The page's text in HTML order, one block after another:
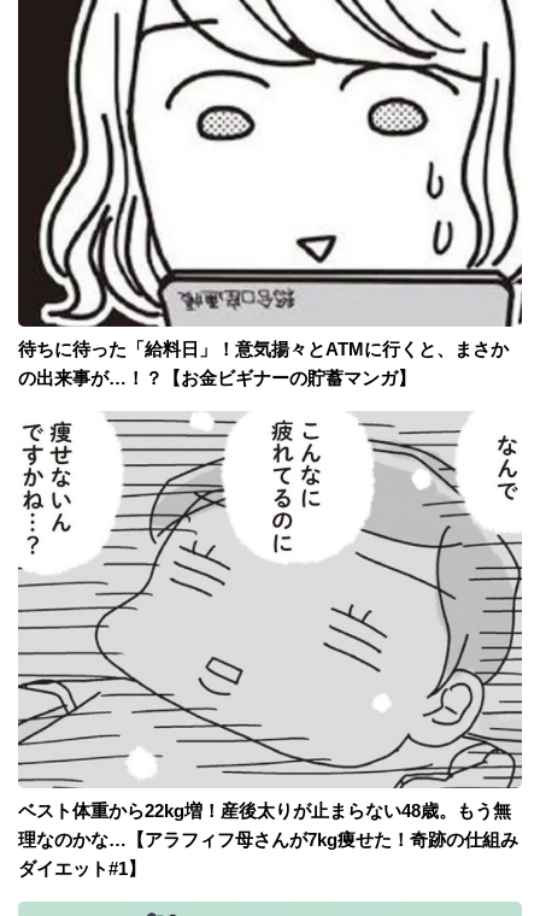
待ちに待った「給料日」！意気揚々とATMに行くと、まさか
の出来事が…！？【お金ビギナーの貯蓄マンガ】
ベスト体重から22kg増！産後太りが止まらない48歳。もう無
理なのかな…【アラフィフ母さんが7kg痩せた！奇跡の仕組み
ダイエット#1】